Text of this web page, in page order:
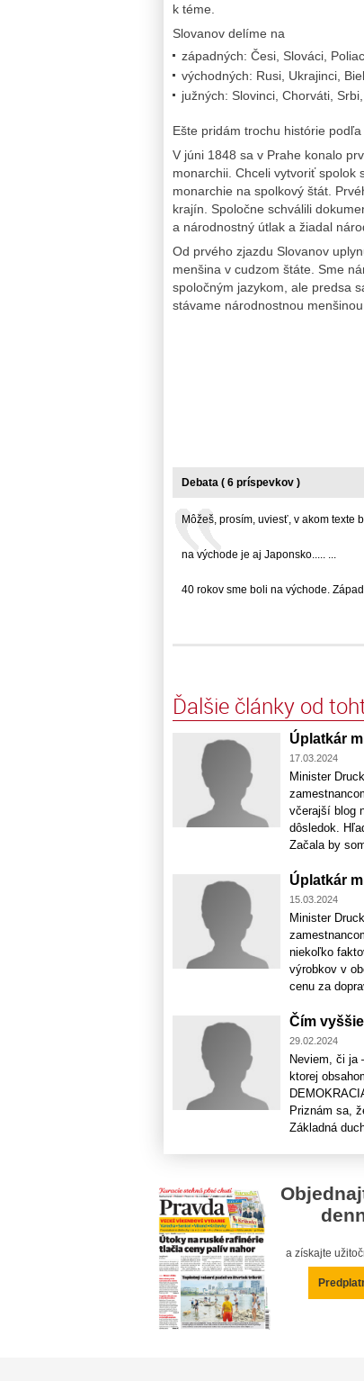
k téme.
Slovanov delíme na
západných: Česi, Slováci,
východných: Rusi, Ukrajinci,
južných: Slovinci, Chorváti,
Ešte pridám trochu histórie
V júni 1848 sa v Prahe konalo
monarchii. Chceli vytvoriť spolok
monarchie na spolkový štát.
krajín. Spoločne schválili
a národnostný útlak a žiadal
Od prvého zjazdu Slovanov
menšina v cudzom štáte. Sme
spoločným jazykom, ale predsa
stávame národnostnou
Debata ( 6 príspevkov )
Môžeš, prosím, uviesť, v akom texte
na východe je aj Japonsko..... ...
40 rokov sme boli na východe.
Ďalšie články od
Úplatkár
17.03.2024
Minister
včerajší blog
dôsledok.
Začala by
Úplatkár
15.03.2024
Minister
niekoľko
výrobkov v
cenu za
Čím
29.02.2024
Neviem, či ja
ktorej
Priznám sa,
Základná
a získajte